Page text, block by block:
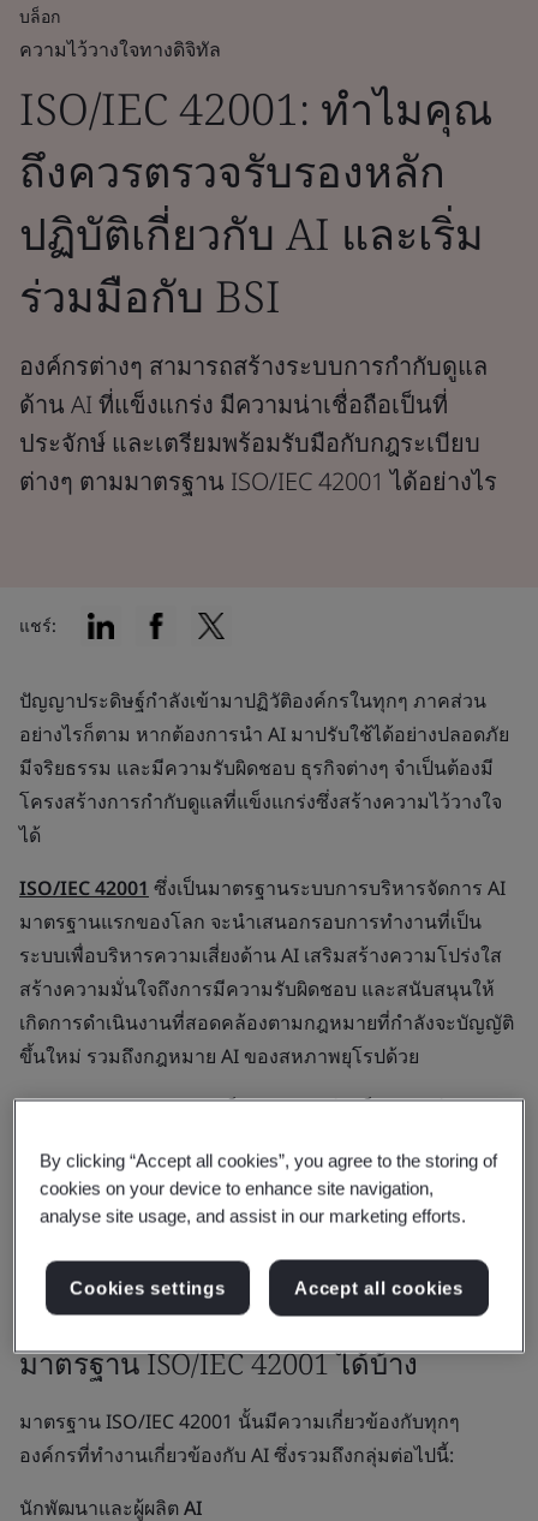
บล็อก
ความไว้วางใจทางดิจิทัล
ISO/IEC 42001: ทำไมคุณ
ถึงควรตรวจรับรองหลัก
ปฏิบัติเกี่ยวกับ AI และเริ่ม
ร่วมมือกับ BSI
องค์กรต่างๆ สามารถสร้างระบบการกำกับดูแล
ด้าน AI ที่แข็งแกร่ง มีความน่าเชื่อถือเป็นที่
ประจักษ์ และเตรียมพร้อมรับมือกับกฎระเบียบ
ต่างๆ ตามมาตรฐาน ISO/IEC 42001 ได้อย่างไร
ปัญญาประดิษฐ์กำลังเข้ามาปฏิวัติองค์กรในทุกๆ ภาคส่วน
อย่างไรก็ตาม หากต้องการนำ AI มาปรับใช้ได้อย่างปลอดภัย
มีจริยธรรม และมีความรับผิดชอบ ธุรกิจต่างๆ จำเป็นต้องมี
โครงสร้างการกำกับดูแลที่แข็งแกร่งซึ่งสร้างความไว้วางใจ
ได้
ISO/IEC 42001 ซึ่งเป็นมาตรฐานระบบการบริหารจัดการ AI
มาตรฐานแรกของโลก จะนำเสนอกรอบการทำงานที่เป็น
ระบบเพื่อบริหารความเสี่ยงด้าน AI เสริมสร้างความโปร่งใส
สร้างความมั่นใจถึงการมีความรับผิดชอบ และสนับสนุนให้
เกิดการดำเนินงานที่สอดคล้องตามกฎหมายที่กำลังจะบัญญัติ
ขึ้นใหม่ รวมถึงกฎหมาย AI ของสหภาพยุโรปด้วย
การผ่านการตรวจรับรองเป็นการแสดงให้เห็นว่าองค์กรของ
ระบบ AI มาใช้งาน และการจัดการระบบ AI อย่างต่อเนื่อง ซึ่ง
จะช่วยสร้างความไว้วางใจให้กับลูกค้า นักลงทุน พันธมิตร
ใครสามารถให้การตรวจรับรองตาม
มาตรฐาน ISO/IEC 42001 ได้บ้าง
มาตรฐาน ISO/IEC 42001 นั้นมีความเกี่ยวข้องกับทุกๆ
องค์กรที่ทำงานเกี่ยวข้องกับ AI ซึ่งรวมถึงกลุ่มต่อไปนี้:
นักพัฒนาและผู้ผลิต AI
แชร์:
By clicking “Accept all cookies”, you agree to the storing of
cookies on your device to enhance site navigation,
analyse site usage, and assist in our marketing efforts.
Cookies settings Accept all cookies